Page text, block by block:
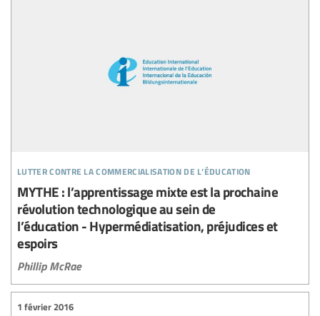
lutter contre la commercialisation de l’éducation
MYTHE : l’apprentissage mixte est la prochaine
révolution technologique au sein de
l’éducation - Hypermédiatisation, préjudices et
espoirs
Phillip McRae
1 février 2016